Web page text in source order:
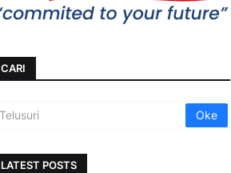
CARI
LATEST POSTS